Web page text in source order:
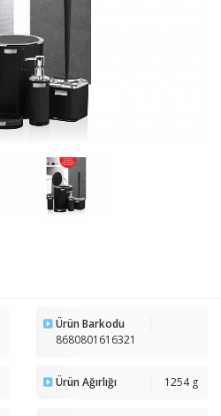
Ürün Barkodu
8680801616321
Ürün Ağırlığı 1254 g